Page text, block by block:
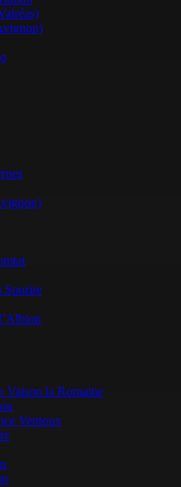
Sourire
la Romaine
Ventoux